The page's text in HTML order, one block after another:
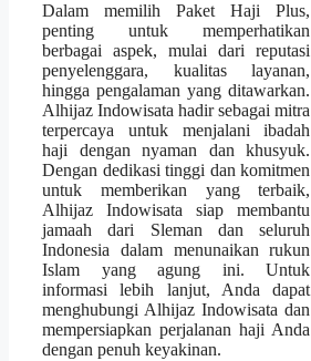
Dalam memilih Paket Haji Plus,
penting untuk memperhatikan
berbagai aspek, mulai dari reputasi
penyelenggara, kualitas layanan,
hingga pengalaman yang ditawarkan.
Alhijaz Indowisata hadir sebagai mitra
terpercaya untuk menjalani ibadah
haji dengan nyaman dan khusyuk.
Dengan dedikasi tinggi dan komitmen
untuk memberikan yang terbaik,
Alhijaz Indowisata siap membantu
jamaah dari Sleman dan seluruh
Indonesia dalam menunaikan rukun
Islam yang agung ini. Untuk
informasi lebih lanjut, Anda dapat
menghubungi Alhijaz Indowisata dan
mempersiapkan perjalanan haji Anda
dengan penuh keyakinan.